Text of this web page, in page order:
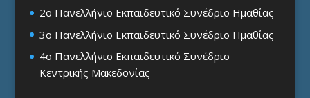
2ο Πανελλήνιο Εκπαιδευτικό Συνέδριο Ημαθίας
3ο Πανελλήνιο Εκπαιδευτικό Συνέδριο Ημαθίας
4ο Πανελλήνιο Εκπαιδευτικό Συνέδριο
Κεντρικής Μακεδονίας